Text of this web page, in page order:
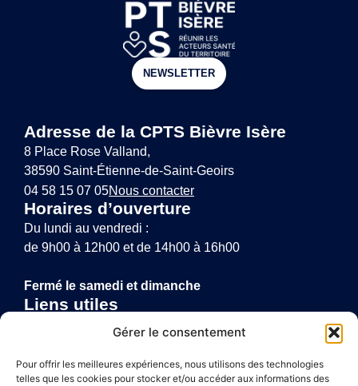
Gérer le consentement
Pour offrir les meilleures expériences, nous utilisons des technologies
telles que les cookies pour stocker et/ou accéder aux informations des
NEWSLETTER
Adresse de la CPTS Bièvre Isère
8 Place Rose Valland,
38590 Saint-Étienne-de-Saint-Geoirs
04 58 15 07 05Nous contacter
Horaires d’ouverture
Du lundi au vendredi :
de 9h00 à 12h00 et de 14h00 à 16h00
Fermé le samedi et dimanche
Liens utiles
Annuaire de santé
Politique de confidentialité
Plan du site